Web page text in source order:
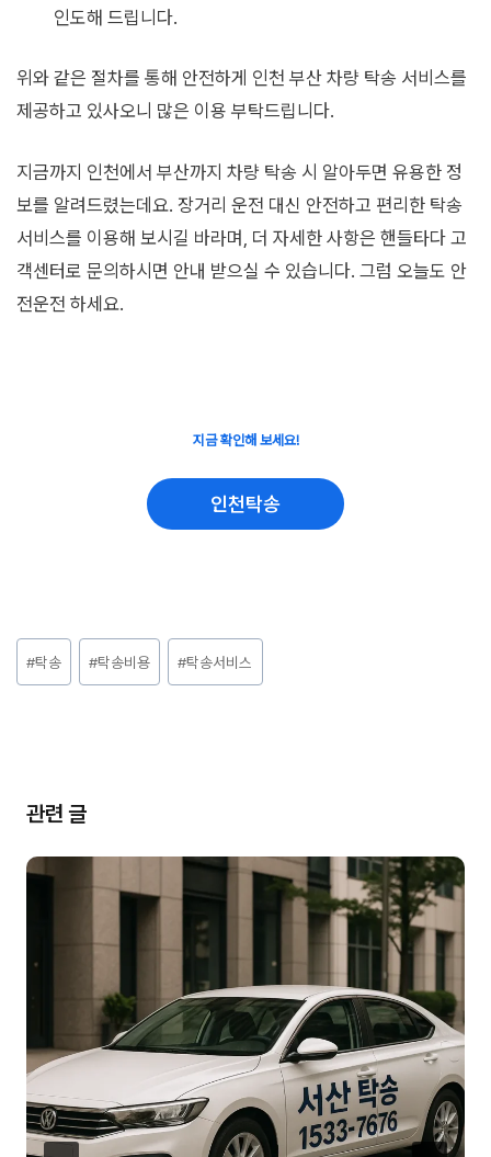
인도해 드립니다.
위와 같은 절차를 통해 안전하게 인천 부산 차량 탁송 서비스를
제공하고 있사오니 많은 이용 부탁드립니다.
지금까지 인천에서 부산까지 차량 탁송 시 알아두면 유용한 정
보를 알려드렸는데요. 장거리 운전 대신 안전하고 편리한 탁송
서비스를 이용해 보시길 바라며, 더 자세한 사항은 핸들타다 고
객센터로 문의하시면 안내 받으실 수 있습니다. 그럼 오늘도 안
전운전 하세요.
지금 확인해 보세요!
인천탁송
Post
Tags:
#탁송 #탁송비용 #탁송서비스
관련 글